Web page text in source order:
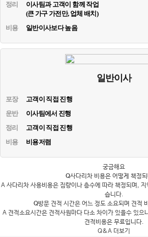
정리
이사팀과 고객이 함께 작업
(큰 가구 가전만, 업체 배치)
비용
일반이사보다 높음
일반이사
포장
고객이 직접 진행
운반
이사팀에서 진행
정리
고객이 직접 진행
비용
비용저렴
궁금해요
Q사다리차 비용은 어떻게 책정
A 사다리차 사용비용은 짐량이나 층수에 따라 책정되며,
습니다.
Q방문 견적 시간은 어느 정도 소요되며 견적
A 견적소요시간은 견적사원마다 다소 차이가 있을수 있
견적비용은 무료입니다.
Q&A 더보기